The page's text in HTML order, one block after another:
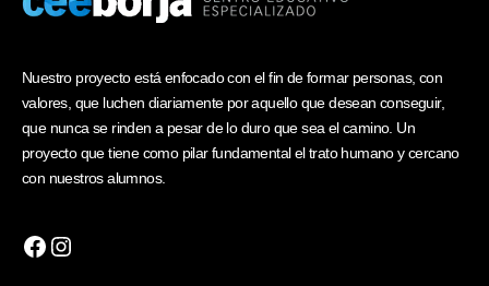
Nuestro proyecto está enfocado con el fin de formar personas, con
valores, que luchen diariamente por aquello que desean conseguir,
que nunca se rinden a pesar de lo duro que sea el camino. Un
proyecto que tiene como pilar fundamental el trato humano y cercano
con nuestros alumnos.